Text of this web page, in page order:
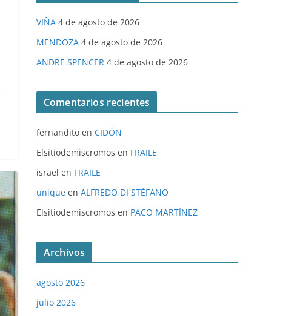
VIÑA 4 de agosto de 2026
MENDOZA 4 de agosto de 2026
ANDRE SPENCER 4 de agosto de 2026
Comentarios recientes
fernandito en CIDÓN
Elsitiodemiscromos en FRAILE
israel en FRAILE
unique en ALFREDO DI STÉFANO
Elsitiodemiscromos en PACO MARTÍNEZ
Archivos
agosto 2026
julio 2026